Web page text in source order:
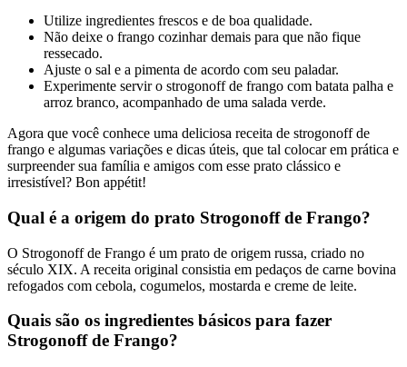
Utilize ingredientes frescos e de boa qualidade.
Não deixe o frango cozinhar demais para que não fique
ressecado.
Ajuste o sal e a pimenta de acordo com seu paladar.
Experimente servir o strogonoff de frango com batata palha e
arroz branco, acompanhado de uma salada verde.
Agora que você conhece uma deliciosa receita de strogonoff de
frango e algumas variações e dicas úteis, que tal colocar em prática e
surpreender sua família e amigos com esse prato clássico e
irresistível? Bon appétit!
Qual é a origem do prato Strogonoff de Frango?
O Strogonoff de Frango é um prato de origem russa, criado no
século XIX. A receita original consistia em pedaços de carne bovina
refogados com cebola, cogumelos, mostarda e creme de leite.
Quais são os ingredientes básicos para fazer
Strogonoff de Frango?